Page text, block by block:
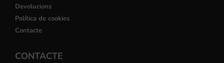
Devolucions
Política de cookies
Contacte
CONTACTE